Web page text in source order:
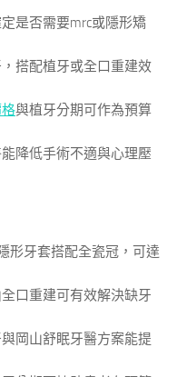
定是否需要mrc或隱形矯
，搭配植牙或全口重建效
與植牙分期可作為預算
能降低手術不適與心理壓
形牙套搭配全瓷冠，可達
口重建可有效解決缺牙
與岡山舒眠牙醫方案能提